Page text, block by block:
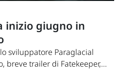
inizio giugno in
sviluppatore Paraglacial
breve trailer di Fatekeeper,...